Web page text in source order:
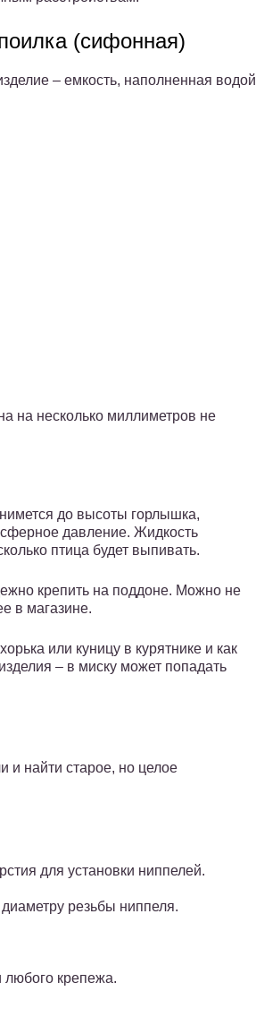
(сифонная)
– емкость, наполненная водой
на несколько миллиметров не
до высоты горлышка,
давление. Жидкость
птица будет выпивать.
крепить на поддоне. Можно не
в магазине.
или куницу в курятнике и как
– в миску может попадать
и найти старое, но целое
для установки ниппелей.
резьбы ниппеля.
любого крепежа.